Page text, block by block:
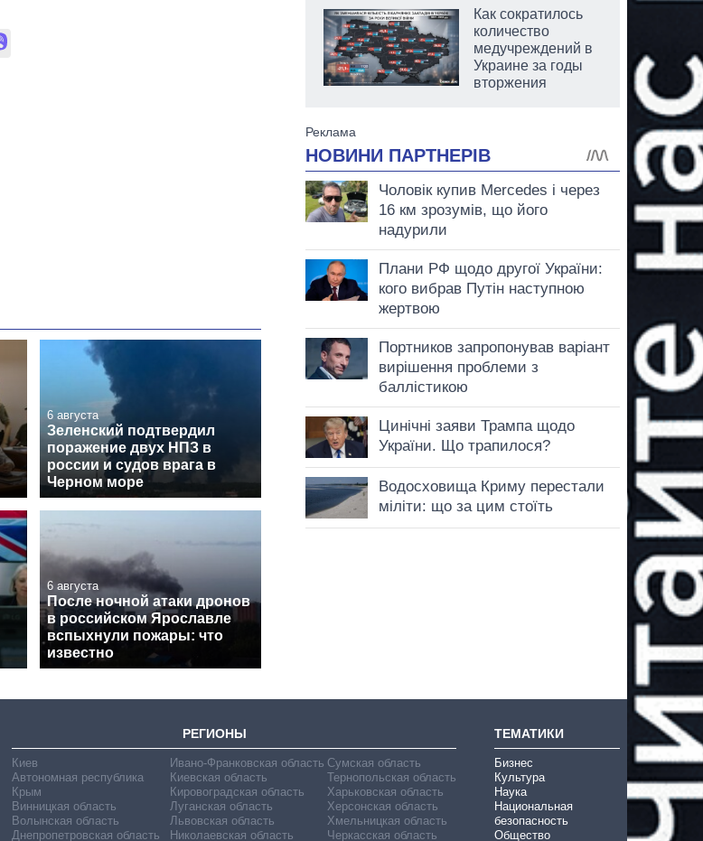
6 августа
Зеленский подтвердил
поражение двух НПЗ в
россии и судов врага в
Черном море
6 августа
После ночной атаки дронов
в российском Ярославле
вспыхнули пожары: что
известно
Как сократилось
количество
медучреждений в
Украине за годы
вторжения
РЕГИОНЫ
Киев
Автономная республика
Крым
Винницкая область
Волынская область
Днепропетровская область
Ивано-Франковская область
Киевская область
Кировоградская область
Луганская область
Львовская область
Николаевская область
Сумская область
Тернопольская область
Харьковская область
Херсонская область
Хмельницкая область
Черкасская область
ТЕМАТИКИ
Бизнес
Культура
Наука
Национальная
безопасность
Общество